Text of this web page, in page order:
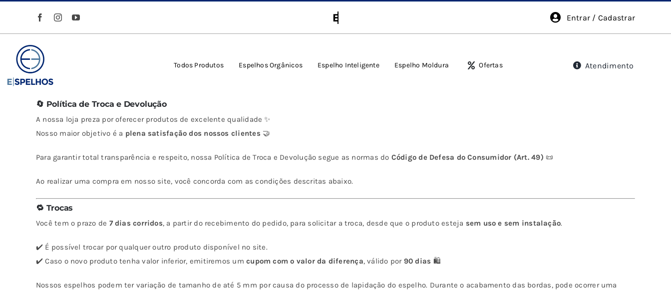
o
conteúdo
Entrar / Cadastrar
Todos Produtos Espelhos Orgânicos Espelho Inteligente Espelho Moldura Ofertas Atendimento
🔄 Política de Troca e Devolução
A nossa loja preza por oferecer produtos de excelente qualidade ✨
Nosso maior objetivo é a plena satisfação dos nossos clientes 🤝
Para garantir total transparência e respeito, nossa Política de Troca e Devolução segue as normas do Código de Defesa do Consumidor (Art. 49) 📜
Ao realizar uma compra em nosso site, você concorda com as condições descritas abaixo.
🔁 Trocas
Você tem o prazo de 7 dias corridos, a partir do recebimento do pedido, para solicitar a troca, desde que o produto esteja sem uso e sem instalação.
✔️ É possível trocar por qualquer outro produto disponível no site.
✔️ Caso o novo produto tenha valor inferior, emitiremos umcupom com o valor da diferença, válido por 90 dias 🛍️
Nossos espelhos podem ter variação de tamanho de até 5 mm por causa do processo de lapidação do espelho. Durante o acabamento das bordas, pode ocorrer uma